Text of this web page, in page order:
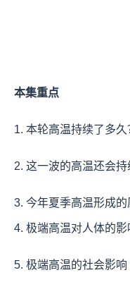
本集重点
1. 本轮高温持续了多久
2. 这一波的高温还会持
3. 今年夏季高温形成的
4. 极端高温对人体的影
5. 极端高温的社会影响